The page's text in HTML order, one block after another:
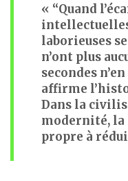
« “Quand
laborieuses
n’ont plus
secondes
affirme
Dans la
modernité, la
propre à